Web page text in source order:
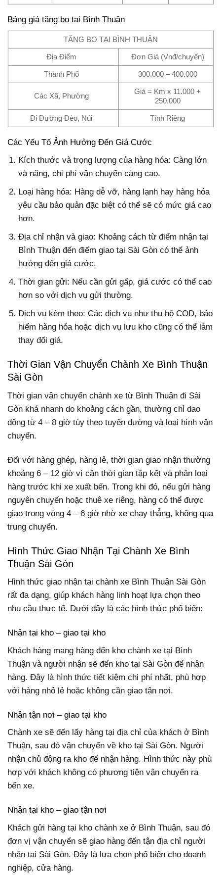
Bảng giá tăng bo tại Bình Thuận
TĂNG BO TẠI BÌNH THUẬN
Địa Điểm Đơn Giá (Vnđ/chuyến)
Thành Phố 300.000 – 400.000
Các Xã, Phường
Giá = Km x 11.000 +
250.000
Đi Đường Đèo, Núi Tính Riêng
Các Yếu Tố Ảnh Hưởng Đến Giá Cước
Kích thước và trọng lượng của hàng hóa: Càng lớn
và nặng, chi phí vận chuyển càng cao.
Loại hàng hóa: Hàng dễ vỡ, hàng lạnh hay hàng hóa
yêu cầu bảo quản đặc biệt có thể sẽ có mức giá cao
hơn.
Địa chỉ nhận và giao: Khoảng cách từ điểm nhận tại
Bình Thuận đến điểm giao tại Sài Gòn có thể ảnh
hưởng đến giá cước.
Thời gian gửi: Nếu cần gửi gấp, giá cước có thể cao
hơn so với dịch vụ gửi thường.
Dịch vụ kèm theo: Các dịch vụ như thu hộ COD, bảo
hiểm hàng hóa hoặc dịch vụ lưu kho cũng có thể làm
thay đổi giá.
Thời Gian Vận Chuyển Chành Xe Bình Thuận
Sài Gòn
Thời gian vận chuyển chành xe từ Bình Thuận đi Sài
Gòn khá nhanh do khoảng cách gần, thường chỉ dao
động từ 4 – 8 giờ tùy theo tuyến đường và loại hình vận
chuyển.
Đối với hàng ghép, hàng lẻ, thời gian giao nhận thường
khoảng 6 – 12 giờ vì cần thời gian tập kết và phân loại
hàng trước khi xe xuất bến. Trong khi đó, nếu gửi hàng
nguyên chuyến hoặc thuê xe riêng, hàng có thể được
giao trong vòng 4 – 6 giờ nhờ xe chạy thẳng, không qua
trung chuyển.
Hình Thức Giao Nhận Tại Chành Xe Bình
Thuận Sài Gòn
Hình thức giao nhận tại chành xe Bình Thuận Sài Gòn
rất đa dạng, giúp khách hàng linh hoạt lựa chọn theo
nhu cầu thực tế. Dưới đây là các hình thức phổ biến:
Nhận tại kho – giao tại kho
Khách hàng mang hàng đến kho chành xe tại Bình
Thuận và người nhận sẽ đến kho tại Sài Gòn để nhận
hàng. Đây là hình thức tiết kiệm chi phí nhất, phù hợp
với hàng nhỏ lẻ hoặc không cần giao tận nơi.
Nhận tận nơi – giao tại kho
Chành xe sẽ đến lấy hàng tại địa chỉ của khách ở Bình
Thuận, sau đó vận chuyển về kho tại Sài Gòn. Người
nhận chủ động ra kho để nhận hàng. Hình thức này phù
hợp với khách không có phương tiện vận chuyển ra
bến xe.
Nhận tại kho – giao tận nơi
Khách gửi hàng tại kho chành xe ở Bình Thuận, sau đó
đơn vị vận chuyển sẽ giao hàng đến tận địa chỉ người
nhận tại Sài Gòn. Đây là lựa chọn phổ biến cho doanh
nghiệp, cửa hàng.